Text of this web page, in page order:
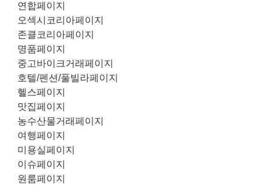
연합페이지
오섹시코리아페이지
존클코리아페이지
명품페이지
중고바이크거래페이지
호텔/펜션/풀빌라페이지
헬스페이지
맛집페이지
농수산물거래페이지
여행페이지
미용실페이지
이슈페이지
원룸페이지